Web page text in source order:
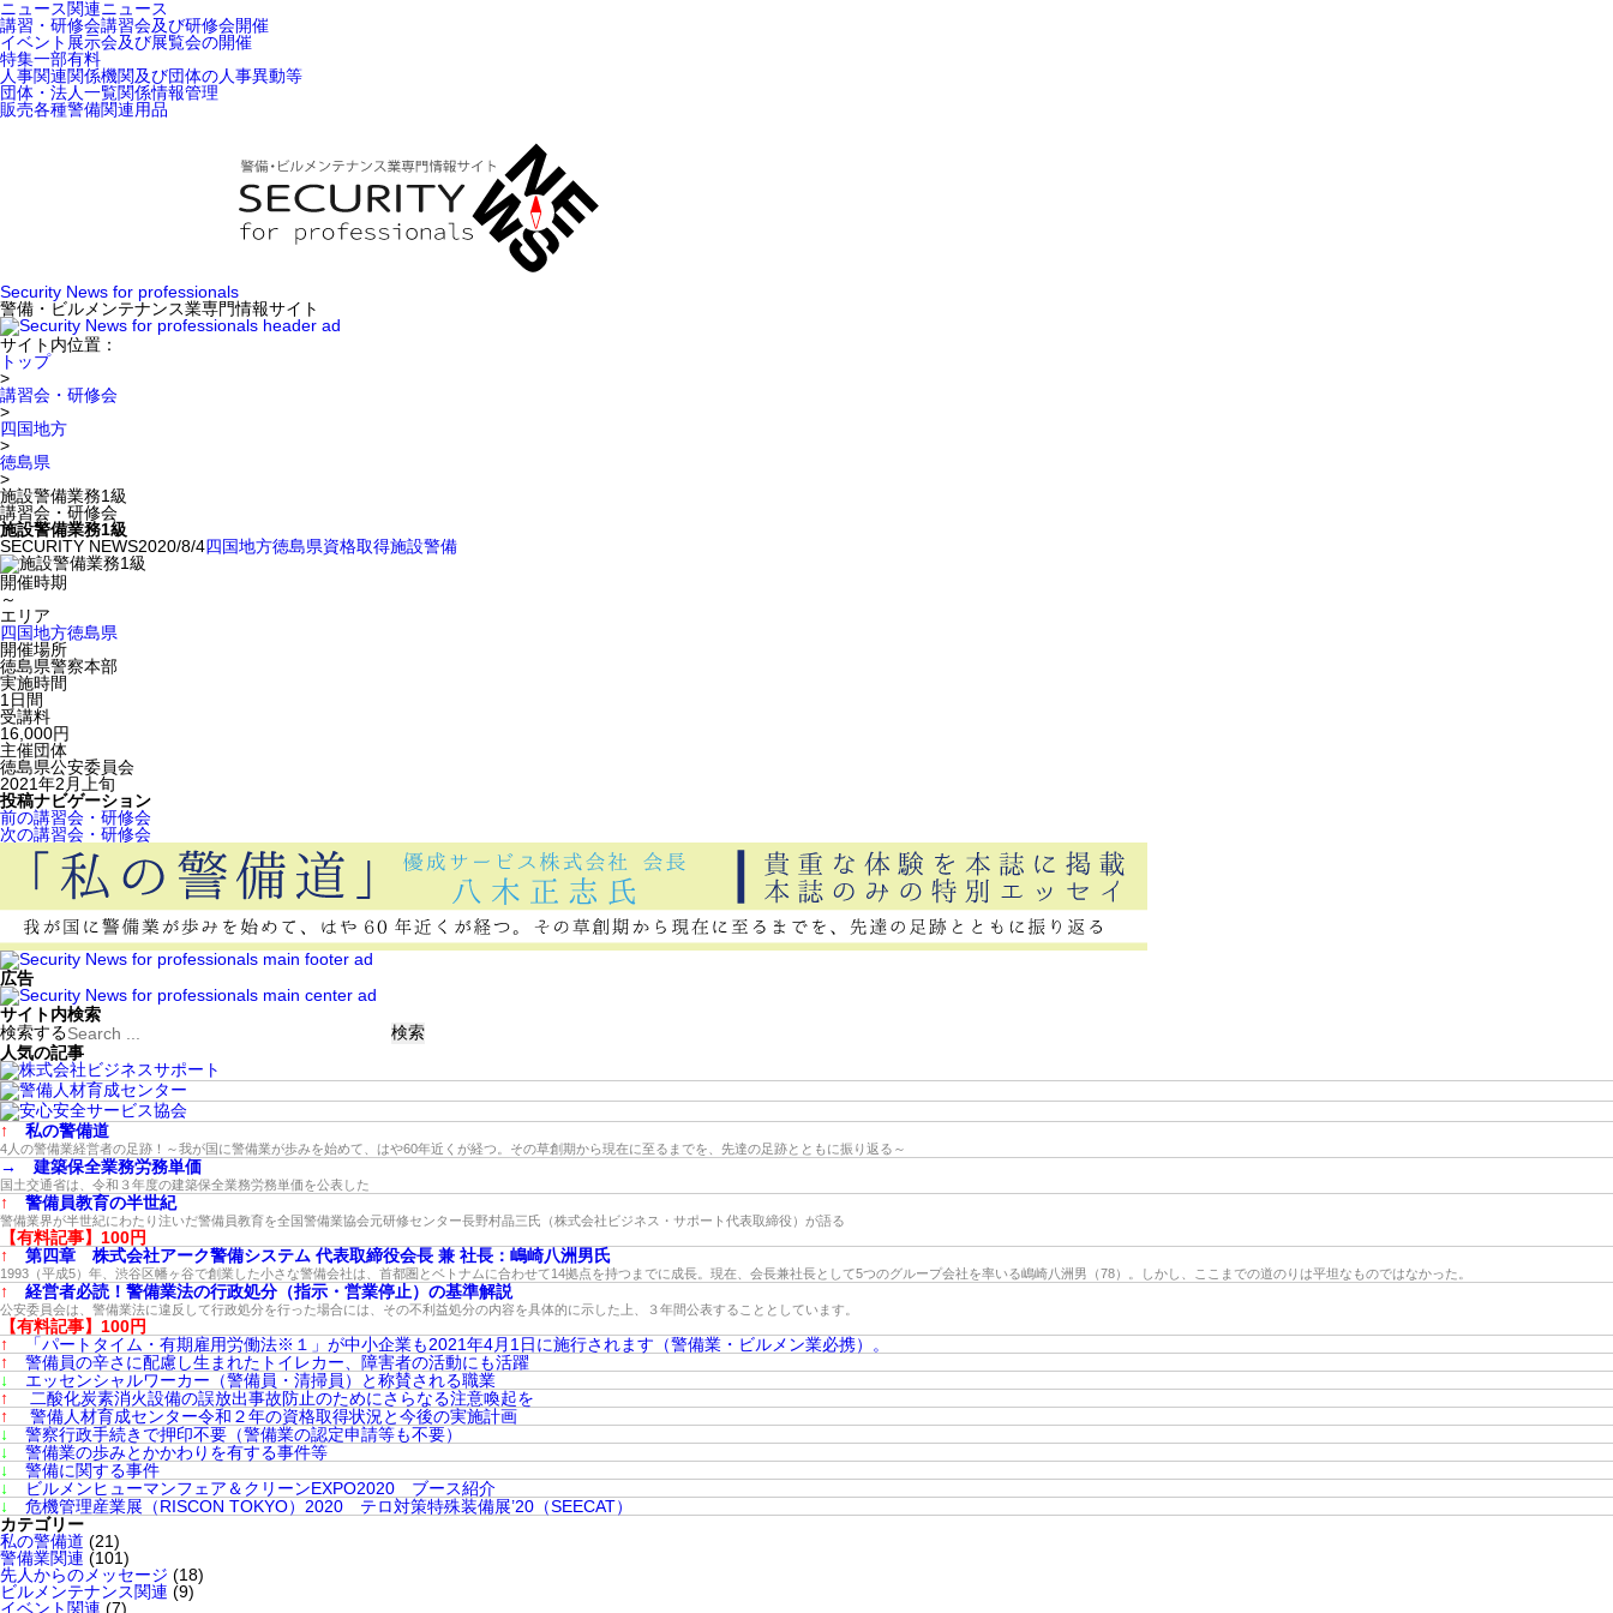
ニュース関連ニュース
講習・研修会講習会及び研修会開催
イベント 展示会及び展覧会の開催
特集一部有料
人事関連関係機関及び団体の人事異動等
団体・法人一覧関係情報管理
販売各種警備関連用品
Security News for professionals
警備・ビルメンテナンス業専門情報サイト
サイト内位置：
トップ
>
講習会・研修会
>
四国地方
>
徳島県
>
施設警備業務1級
講習会・研修会
施設警備業務1級
SECURITY NEWS2020/8/4四国地方徳島県資格取得施設警備
開催時期
～
エリア
四国地方徳島県
開催場所
徳島県警察本部
実施時間
1日間
受講料
16,000円
主催団体
徳島県公安委員会
2021年2月上旬
投稿ナビゲーション
前の講習会・研修会
次の講習会・研修会
広告
サイト内検索
検索する
人気の記事
↑ 私の警備道
4人の警備業経営者の足跡！～我が国に警備業が歩みを始めて、はや60年近くが経つ。その草創期から現在に至るまでを、先達の足跡とともに振り返る～
→ 建築保全業務労務単価
国土交通省は、令和３年度の建築保全業務労務単価を公表した
↑ 警備員教育の半世紀
警備業界が半世紀にわたり注いだ警備員教育を全国警備業協会元研修センター長野村晶三氏（株式会社ビジネス・サポート代表取締役）が語る
【有料記事】100円
↑
第四章 株式会社アーク警備システム 代表取締役会長 兼 社長：嶋崎八洲男氏
1993（平成5）年、渋谷区幡ヶ谷で創業した小さな警備会社は、首都圏とベトナムに合わせて14拠点を持つまでに成長。現在、会長兼社長として5つのグループ会社を率いる嶋崎八洲男（78）。しかし、ここまでの道のりは平坦なものではなかった。
↑ 経営者必読！警備業法の行政処分（指示・営業停止）の基準解説
公安委員会は、警備業法に違反して行政処分を行った場合には、その不利益処分の内容を具体的に示した上、３年間公表することとしています。
【有料記事】100円
↑
「パートタイム・有期雇用労働法※１」が中小企業も2021年4月1日に施行されます（警備業・ビルメン業必携）。
↑
警備員の辛さに配慮し生まれたトイレカー、障害者の活動にも活躍
↓
エッセンシャルワーカー（警備員・清掃員）と称賛される職業
↑
二酸化炭素消火設備の誤放出事故防止のためにさらなる注意喚起を
↑
警備人材育成センター令和２年の資格取得状況と今後の実施計画
↓
警察行政手続きで押印不要（警備業の認定申請等も不要）
↓
警備業の歩みとかかわりを有する事件等
↓
警備に関する事件
↓
ビルメンヒューマンフェア＆クリーンEXPO2020 ブース紹介
↓
危機管理産業展（RISCON TOKYO）2020 テロ対策特殊装備展’20（SEECAT）
カテゴリー
私の警備道 (21)
警備業関連 (101)
先人からのメッセージ (18)
ビルメンテナンス関連 (9)
イベント関連 (7)